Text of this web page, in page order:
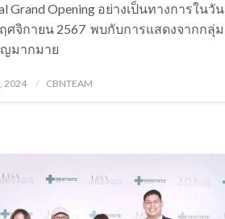
Grand Opening อย่างเป็นทางการในวัน
ศจิกายน 2567 พบกับการแสดงจากกลุ่ม
มากมาย
2024 CBNTEAM